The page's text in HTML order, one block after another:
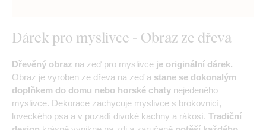
Dárek pro myslivce - Obraz ze dřeva
Dřevěný obraz na zeď pro myslivce je originální dárek.
Obraz je vyroben ze dřeva na zeď a stane se dokonalým
doplňkem do domu nebo horské chaty nejedeného
myslivce. Dekorace zachycuje myslivce s brokovnicí,
loveckého psa a v pozadí divoké kachny a rákosí. Tradiční